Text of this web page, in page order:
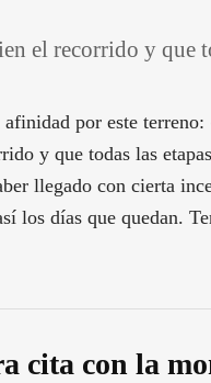
el recorrido y que
por este
y que todas las
llegado con cierta
los días que quedan.
cita con la